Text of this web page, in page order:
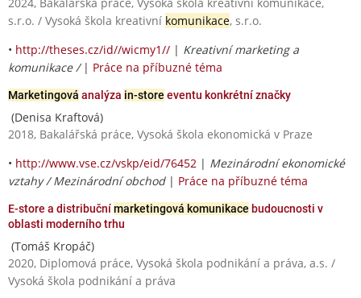
s.r.o. / Vysoká škola kreativní komunikace, s.r.o.
• http://theses.cz/id//wicmy1// | Kreativní marketing a
komunikace / | Práce na příbuzné téma
Marketingová analýza in-store eventu konkrétní značky
(Denisa Kraftová)
2018, Bakalářská práce, Vysoká škola ekonomická v Praze
• http://www.vse.cz/vskp/eid/76452 | Mezinárodní ekonomické
vztahy / Mezinárodní obchod| Práce na příbuzné téma
E-store a distribučnímarketingová komunikace budoucnosti v
oblasti moderního trhu
(Tomáš Kropáč)
2020, Diplomová práce, Vysoká škola podnikání a práva, a.s. /
Vysoká škola podnikání a práva